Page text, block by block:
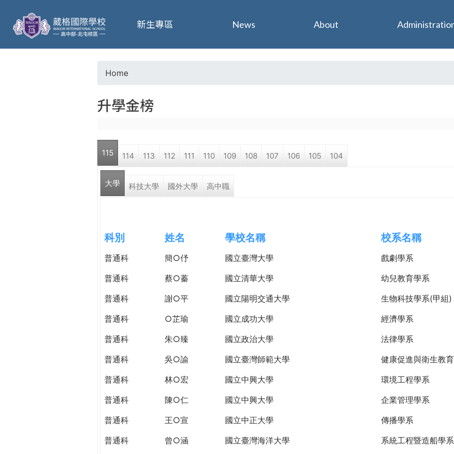
葳
格
o
u
a
r
h
e
r
Home
升學金榜
115 114 113 112 111 110 109 108 107 106 105 104
大學 科技大學 國外大學 高中職
科別 姓名 學校名稱 校系名稱
普通科 簡○伃 國立臺灣大學
戲劇學系
普通科
蔡○蓁 國立清華大學
幼兒教育學系
普通科
謝○平 國立陽明交通大學
生物科技學系(甲組)
普通科
○芷瑜 國立成功大學
經濟學系
普通科
朱○臻 國立政治大學
法律學系
普通科
吳○諭 國立臺灣師範大學
健康促進與衛生教
普通科
林○宏 國立中興大學
環境工程學系
普通科
陳○仁 國立中興大學
企業管理學系
普通科
王○宣 國立中正大學
傳播學系
普通科
曾○涵 國立臺灣海洋大學 系統工程暨造船學系
新生專區 News About